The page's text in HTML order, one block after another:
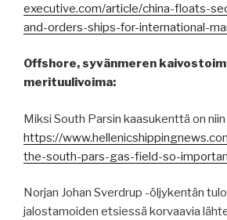
executive.com/article/china-floats-
and-orders-ships-for-international-
Offshore, syvänmeren
merituulivoima:
Miksi South Parsin kaasukenttä on
https://
the-south-pars-gas-field-so-
Norjan Johan Sverdrup -öljykentän
jalostamoiden etsiessä korvaavia